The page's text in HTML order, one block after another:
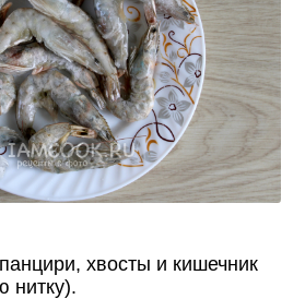
хвосты и кишечник
нитку).